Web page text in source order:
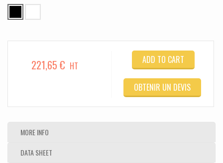
221,65 € HT
ADD TO CART
OBTENIR UN DEVIS
MORE INFO
DATA SHEET